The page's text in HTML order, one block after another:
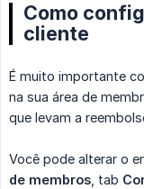
Como
cliente
É muito importante
na sua área de
que levam a
Você pode alterar o
de membros , tab